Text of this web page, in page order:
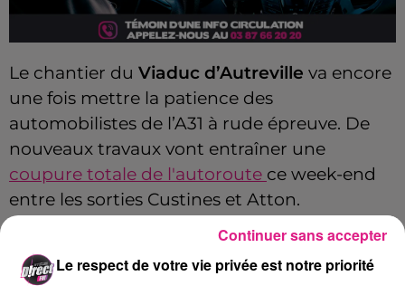
Le chantier du Viaduc d’Autreville va encore
une fois mettre la patience des
automobilistes de l’A31 à rude épreuve. De
nouveaux travaux vont entraîner une
coupure totale de l'autoroute ce week-end
entre les sorties Custines et Atton.
Cela signifie que la circulation sera coupée
dans les deux sens de circulation
Le respect de votre vie privée est notre priorité
Continuer sans accepter